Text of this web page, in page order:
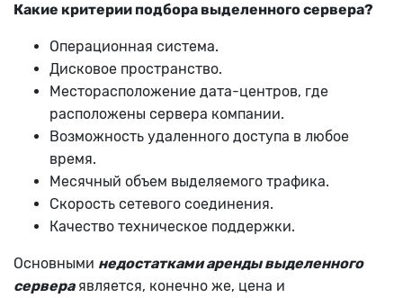
Какие критерии подбора выделенного сервера?
Операционная система.
Дисковое пространство.
Месторасположение дата-центров, где
расположены сервера компании.
Возможность удаленного доступа в любое
время.
Месячный объем выделяемого трафика.
Скорость сетевого соединения.
Качество техническое поддержки.
Основными недостатками аренды выделенного
сервераявляется, конечно же, цена и